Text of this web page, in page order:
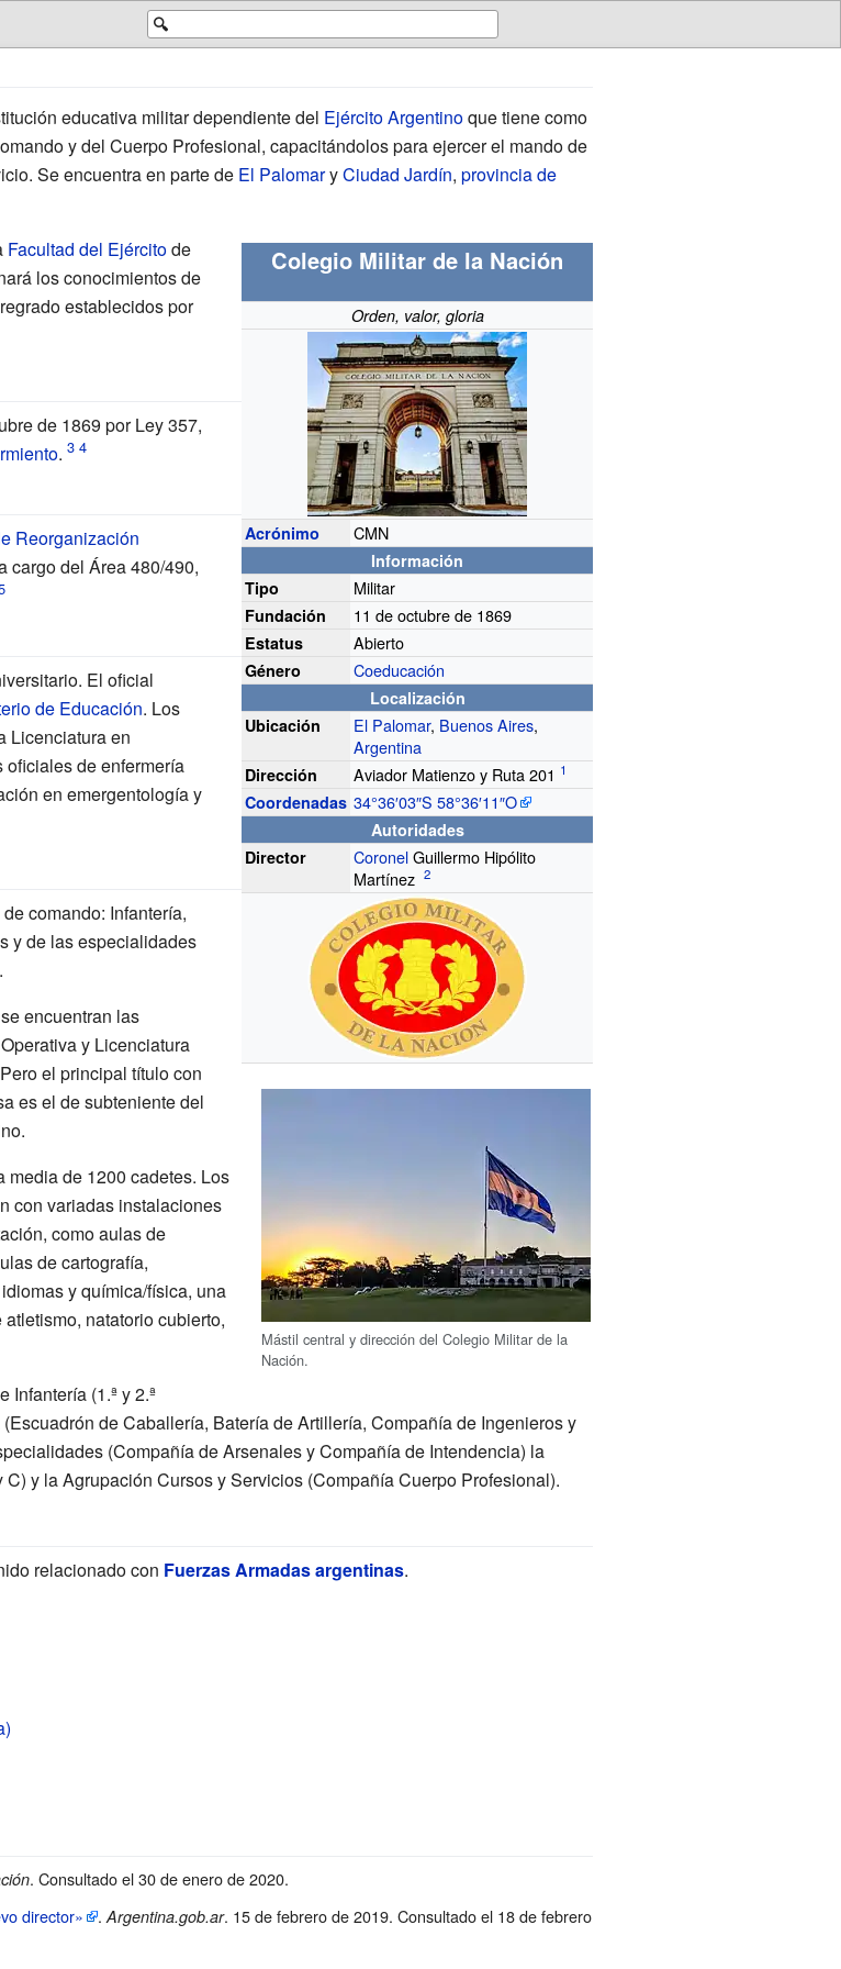
🔍
educativa militar dependiente del Ejército Argentinoque tiene como
y del Cuerpo Profesional, capacitándolos para ejercer el mando de
Se encuentra en parte de El PalomaryCiudad Jardín, provincia de
Colegio Militar de la Nación
Orden, valor, gloria
Acrónimo CMN
Información
Tipo
Militar
Fundación 11 de octubre de 1869
Estatus Abierto
Género Coeducación
Localización
Ubicación
El Palomar, Buenos Aires,
Argentina
Dirección Aviador Matienzo y Ruta 201
Coordenadas 34°36′03″S58°36′11″O
Autoridades
Director
Coronel Guillermo Hipólito
Martínez
Mástil central y dirección del Colegio Militar de la
Nación.
Facultad del Ejércitode
los conocimientos de
establecidos por
de 1869 por Ley 357,
.
Reorganización
cargo del Área 480/490,
El oficial
de Educación. Los
Licenciatura en
de enfermería
en emergentología y
comando: Infantería,
y de las especialidades
encuentran las
y Licenciatura
el principal título con
es el de subteniente del
media de 1200 cadetes. Los
con variadas instalaciones
como aulas de
de cartografía,
y química/física, una
natatorio cubierto,
(1.ª y 2.ª
de Caballería, Batería de Artillería, Compañía de Ingenieros y
(Compañía de Arsenales y Compañía de Intendencia) la
y la Agrupación Cursos y Servicios (Compañía Cuerpo Profesional).
relacionado con Fuerzas Armadas argentinas.
. Consultado el 30 de enero de 2020.
director»
. Argentina.gob.ar. 15 de febrero de 2019. Consultado el 18 de febrero